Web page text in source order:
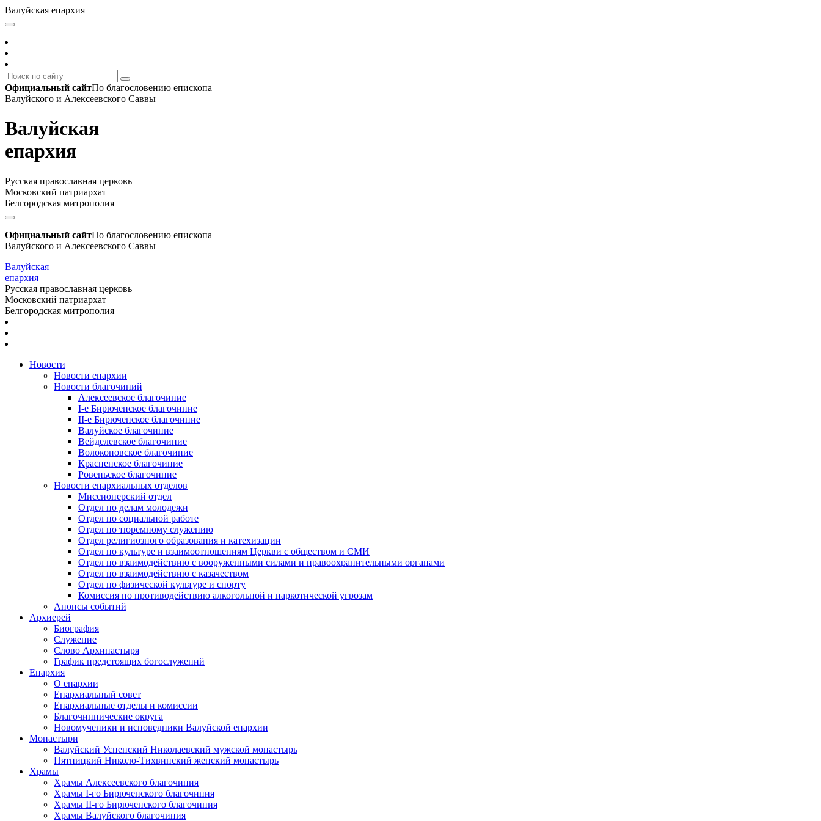
Валуйская епархия
Официальный сайтПо благословению епископа
Валуйского и Алексеевского Саввы
Валуйская
епархия
Русская православная церковь
Московский патриархат
Белгородская митрополия
Официальный сайтПо благословению епископа
Валуйского и Алексеевского Саввы
Валуйская
епархия
Русская православная церковь
Московский патриархат
Белгородская митрополия
Новости
Новости епархии
Новости благочиний
Алексеевское благочиние
I-е Бирюченское благочиние
II-е Бирюченское благочиние
Валуйское благочиние
Вейделевское благочиние
Волоконовское благочиние
Красненское благочиние
Ровеньское благочиние
Новости епархиальных отделов
Миссионерский отдел
Отдел по делам молодежи
Отдел по социальной работе
Отдел по тюремному служению
Отдел религиозного образования и катехизации
Отдел по культуре и взаимоотношениям Церкви с обществом и СМИ
Отдел по взаимодействию с вооруженными силами и правоохранительными органами
Отдел по взаимодействию с казачеством
Отдел по физической культуре и спорту
Комиссия по противодействию алкогольной и наркотической угрозам
Анонсы событий
Архиерей
Биография
Служение
Слово Архипастыря
График предстоящих богослужений
Епархия
О епархии
Епархиальный совет
Епархиальные отделы и комиссии
Благочиннические округа
Новомученики и исповедники Валуйской епархии
Монастыри
Валуйский Успенский Николаевский мужской монастырь
Пятницкий Николо-Тихвинский женский монастырь
Храмы
Храмы Алексеевского благочиния
Храмы I-го Бирюченского благочиния
Храмы II-го Бирюченского благочиния
Храмы Валуйского благочиния